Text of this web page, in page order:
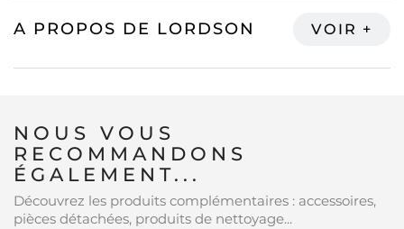
A PROPOS DE LORDSON
NOUS VOUS
RECOMMANDONS
ÉGALEMENT...
Découvrez les produits complémentaires : accessoires,
pièces détachées, produits de nettoyage...